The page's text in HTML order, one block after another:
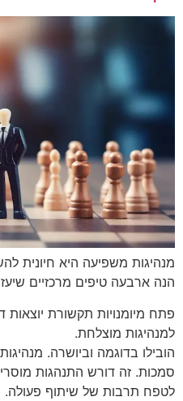
מנהיגות משפיעה היא חיונית
הנה ארבעה טיפים מרכזיים
פתח מיומנויות תקשורת
למנהיגות מוצלחת.
הובילו בדוגמה וביושרה.
סמכות. זה דורש התנהגות
לטפח תרבות של שיתוף פעולה.